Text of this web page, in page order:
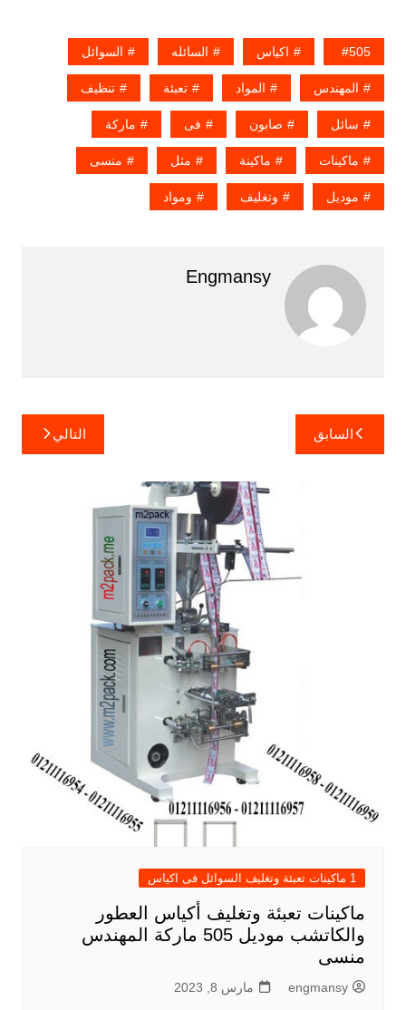
505 اكياس السائله السوائل
المهندس المواد تعبئة تنظيف
سائل صابون فى ماركة
ماكينات ماكينة مثل منسى
موديل وتغليف ومواد
Engmansy
تصفّح
المقالات
السابق التالي
1 ماكينات تعبئة وتغليف السوائل فى اكياس
ماكينات تعبئة وتغليف أكياس العطور
والكاتشب موديل 505 ماركة المهندس
منسى
engmansy مارس 8, 2023